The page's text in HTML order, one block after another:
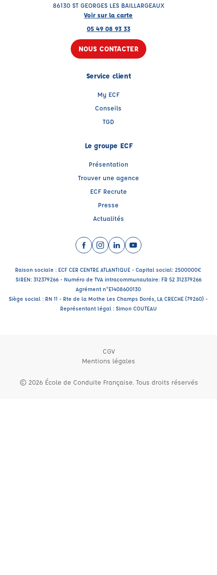
86130 ST GEORGES LES BAILLARGEAUX
Voir sur la carte
05 49 08 93 33
NOUS CONTACTER
Service client
My ECF
Conseils
TGD
Le groupe ECF
Présentation
Trouver une agence
ECF Recrute
Presse
Actualités
Facebook (nouvelle fenêtre)
Instagram (nouvelle fenêtre)
LinkedIn (nouvelle fenêtre)
YouTube (nouvelle
Raison sociale : ECF CER CENTRE ATLANTIQUE - Capital social: 2500000€
SIREN: 312379266 - Numéro de TVA intracommunautaire: FR 52 312379266
Agrément n°E1408600130
Siège social : RN 11 - Rte de la Mothe Les Champs Dorés, LA CRECHE (79260) -
Représentant légal : Simon COUTEAU
CGV
Mentions légales
© 2026 École de Conduite Française. Tous droits réservés